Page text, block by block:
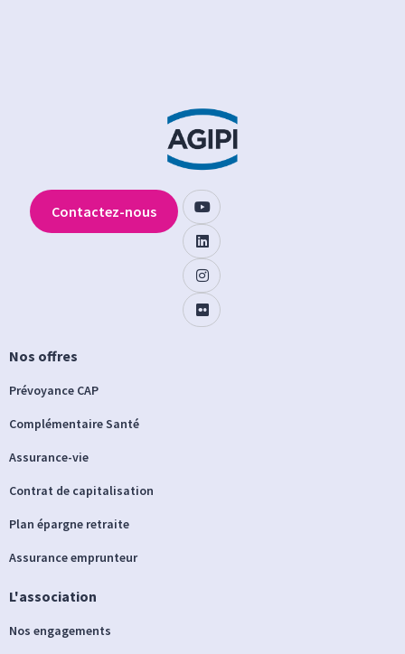
Nos offres
Prévoyance CAP
Complémentaire Santé
Assurance-vie
Contrat de capitalisation
Plan épargne retraite
Assurance emprunteur
L'association
Nos engagements
Contactez-nous